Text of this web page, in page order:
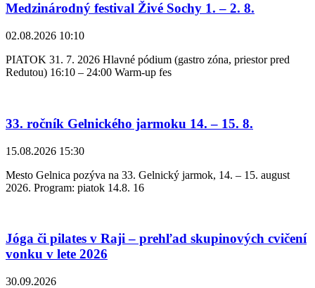
Medzinárodný festival Živé Sochy 1. – 2. 8.
02.08.2026 10:10
PIATOK 31. 7. 2026 Hlavné pódium (gastro zóna, priestor pred
Redutou) 16:10 – 24:00 Warm-up fes
33. ročník Gelnického jarmoku 14. – 15. 8.
15.08.2026 15:30
Mesto Gelnica pozýva na 33. Gelnický jarmok, 14. – 15. august
2026. Program: piatok 14.8. 16
Jóga či pilates v Raji – prehľad skupinových cvičení
vonku v lete 2026
30.09.2026